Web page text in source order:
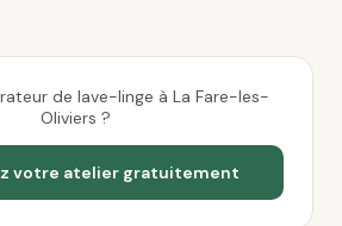
de lave-linge à La Fare-les-
Oliviers ?
votre atelier gratuitement